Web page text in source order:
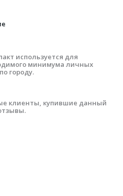
используется для
минимума личных
городу.
клиенты, купившие данный